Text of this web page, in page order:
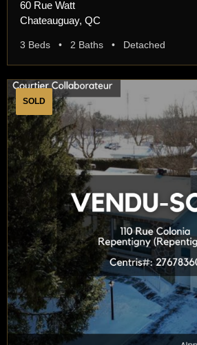
60 Rue Watt
Chateauguay, QC
3 Beds • 2 Baths • Detached
SOLD